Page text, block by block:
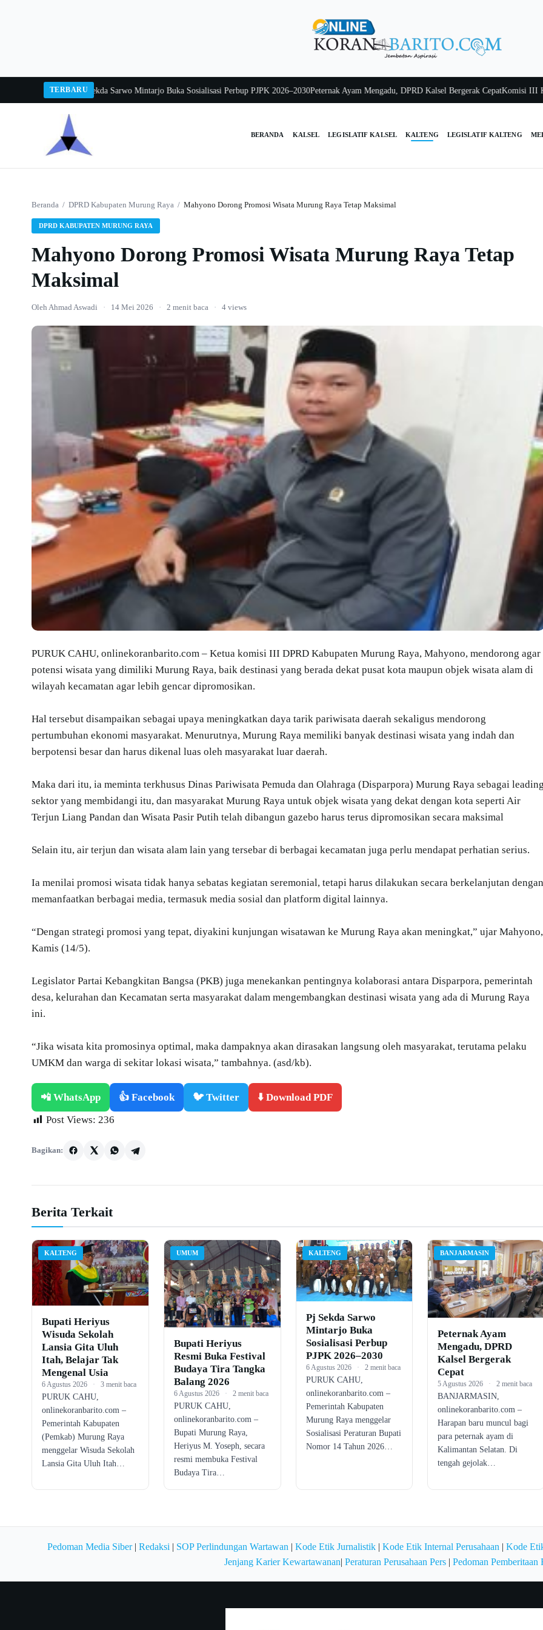
TERBARU
Balang 2026Pj Sekda Sarwo Mintarjo Buka Sosialisasi Perbup PJPK 2026–2030Peternak Ayam Mengadu, DPRD Kalsel Bergerak Cepat Komisi III Kalsel
BERANDA KALSEL LEGISLATIF KALSEL KALTENG LEGISLATIF KALTENG
Beranda / DPRD Kabupaten Murung Raya / Mahyono Dorong Promosi Wisata Murung Raya Tetap Maksimal
DPRD KABUPATEN MURUNG RAYA
Mahyono Dorong Promosi Wisata Murung Raya Tetap
Maksimal
Oleh Ahmad Aswadi · 14 Mei 2026 · 2 menit baca · 4 views
PURUK CAHU, onlinekoranbarito.com – Ketua komisi III DPRD Kabupaten Murung Raya, Mahyono, mendorong agar
potensi wisata yang dimiliki Murung Raya, baik destinasi yang berada dekat pusat kota maupun objek wisata alam di
wilayah kecamatan agar lebih gencar dipromosikan.
Hal tersebut disampaikan sebagai upaya meningkatkan daya tarik pariwisata daerah sekaligus mendorong
pertumbuhan ekonomi masyarakat. Menurutnya, Murung Raya memiliki banyak destinasi wisata yang indah dan
berpotensi besar dan harus dikenal luas oleh masyarakat luar daerah.
Maka dari itu, ia meminta terkhusus Dinas Pariwisata Pemuda dan Olahraga (Disparpora) Murung Raya sebagai
sektor yang membidangi itu, dan masyarakat Murung Raya untuk objek wisata yang dekat dengan kota seperti Air
Terjun Liang Pandan dan Wisata Pasir Putih telah dibangun gazebo harus terus dipromosikan secara maksimal
Selain itu, air terjun dan wisata alam lain yang tersebar di berbagai kecamatan juga perlu mendapat perhatian serius.
Ia menilai promosi wisata tidak hanya sebatas kegiatan seremonial, tetapi harus dilakukan secara berkelanjutan dengan
memanfaatkan berbagai media, termasuk media sosial dan platform digital lainnya.
“Dengan strategi promosi yang tepat, diyakini kunjungan wisatawan ke Murung Raya akan meningkat,” ujar Mahyono,
Kamis (14/5).
Legislator Partai Kebangkitan Bangsa (PKB) juga menekankan pentingnya kolaborasi antara Disparpora, pemerintah
desa, kelurahan dan Kecamatan serta masyarakat dalam mengembangkan destinasi wisata yang ada di Murung Raya
ini.
“Jika wisata kita promosinya optimal, maka dampaknya akan dirasakan langsung oleh masyarakat, terutama pelaku
UMKM dan warga di sekitar lokasi wisata,” tambahnya. (asd/kb).
📲 WhatsApp 👍 Facebook 🐦 Twitter
⬇️ Download PDF
Post Views: 236
Bagikan:
Berita Terkait
KALTENG
Bupati Heriyus
Wisuda Sekolah
Lansia Gita Uluh
Itah, Belajar Tak
Mengenal Usia
6 Agustus 2026 · 3 menit baca
PURUK CAHU,
onlinekoranbarito.com –
Pemerintah Kabupaten
(Pemkab) Murung Raya
menggelar Wisuda Sekolah
Lansia Gita Uluh Itah…
UMUM
Bupati Heriyus
Resmi Buka Festival
Budaya Tira Tangka
Balang 2026
6 Agustus 2026 · 2 menit baca
PURUK CAHU,
onlinekoranbarito.com –
Bupati Murung Raya,
Heriyus M. Yoseph, secara
resmi membuka Festival
Budaya Tira…
KALTENG
Pj Sekda Sarwo
Mintarjo Buka
Sosialisasi Perbup
PJPK 2026–2030
6 Agustus 2026 · 2 menit baca
PURUK CAHU,
onlinekoranbarito.com –
Pemerintah Kabupaten
Murung Raya menggelar
Sosialisasi Peraturan Bupati
Nomor 14 Tahun 2026…
BANJARMASIN
Peternak Ayam
Mengadu, DPRD
Kalsel Bergerak
Cepat
5 Agustus 2026 · 2 menit baca
BANJARMASIN,
onlinekoranbarito.com –
Harapan baru muncul bagi
para peternak ayam di
Kalimantan Selatan. Di
tengah gejolak…
Pedoman Media Siber| Redaksi | SOP Perlindungan Wartawan | Kode Etik Jurnalistik | Kode Etik Internal Perusahaan | Kode
Jenjang Karier Kewartawanan| Peraturan Perusahaan Pers| Pedoman Pemberitaan